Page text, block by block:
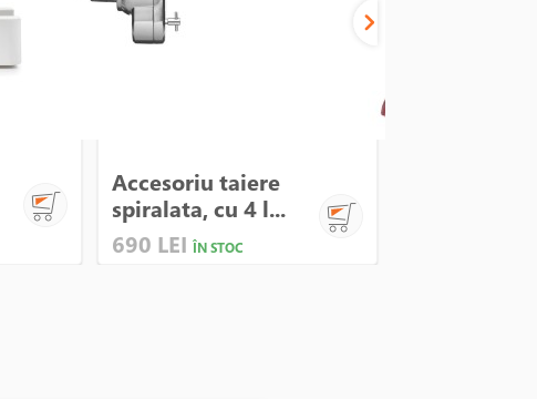
Accesoriu taiere
spiralata, cu 4 l...
690 LEI ÎN STOC